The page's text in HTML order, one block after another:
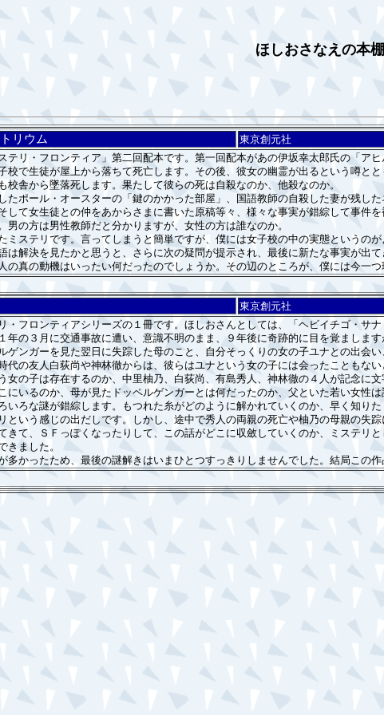
ほしおさなえの本棚
リウム
東京創元社
リ・フロンティア」第二回配本です。第一回配本があの伊坂幸太郎氏の「ア
校で生徒が屋上から落ちて死亡します。その後、彼女の幽霊が出るという噂と
校舎から墜落死します。果たして彼らの死は自殺なのか、他殺なのか。
ポール・オースターの「鍵のかかった部屋」、国語教師の自殺した妻が残し
して女生徒との仲をあからさまに書いた原稿等々、様々な事実が錯綜して事件
男の方は男性教師だと分かりますが、女性の方は誰なのか。
ミステリです。言ってしまうと簡単ですが、僕には女子校の中の実態というの
は解決を見たかと思うと、さらに次の疑問が提示され、最後に新たな事実が出
の真の動機はいったい何だったのでしょうか。その辺のところが、僕には今一つ
東京創元社
フロンティアシリーズの１冊です。ほしおさんとしては、「ヘビイチゴ・サナ
年の３月に交通事故に遭い、意識不明のまま、９年後に奇跡的に目を覚ましま
ゲンガーを見た翌日に失踪した母のこと、自分そっくりの女の子ユナとの出会
代の友人白荻尚や神林徹からは、彼らはユナという女の子には会ったこともない
の子は存在するのか、中里柚乃、白荻尚、有島秀人、神林徹の４人が記念に
にいるのか、母が見たドッペルゲンガーとは何だったのか、父といた若い女性
いろな謎が錯綜します。もつれた糸がどのように解かれていくのか、早く知り
いう感じの出だしです。しかし、途中で秀人の両親の死亡や柚乃の母親の失
きて、ＳＦっぽくなったりして、この話がどこに収斂していくのか、ミステリ
きました。
かったため、最後の謎解きはいまひとつすっきりしませんでした。結局この